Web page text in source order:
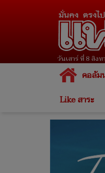
วันเสาร์ ที่ 8 สิง
คอลั
Like สาระ